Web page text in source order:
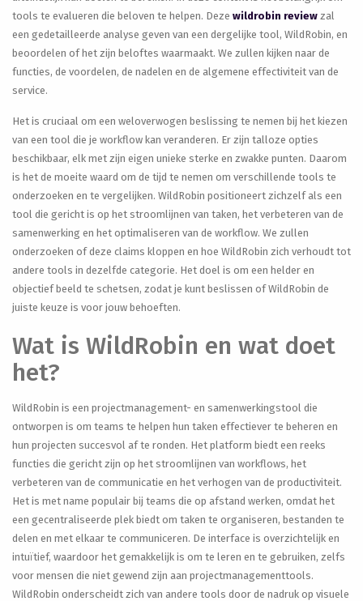
tools te evalueren die beloven te helpen. Deze wildrobin review zal
een gedetailleerde analyse geven van een dergelijke tool, WildRobin, en
beoordelen of het zijn beloftes waarmaakt. We zullen kijken naar de
functies, de voordelen, de nadelen en de algemene effectiviteit van de
service.
Het is cruciaal om een weloverwogen beslissing te nemen bij het kiezen
van een tool die je workflow kan veranderen. Er zijn talloze opties
beschikbaar, elk met zijn eigen unieke sterke en zwakke punten. Daarom
is het de moeite waard om de tijd te nemen om verschillende tools te
onderzoeken en te vergelijken. WildRobin positioneert zichzelf als een
tool die gericht is op het stroomlijnen van taken, het verbeteren van de
samenwerking en het optimaliseren van de workflow. We zullen
onderzoeken of deze claims kloppen en hoe WildRobin zich verhoudt tot
andere tools in dezelfde categorie. Het doel is om een helder en
objectief beeld te schetsen, zodat je kunt beslissen of WildRobin de
juiste keuze is voor jouw behoeften.
Wat is WildRobin en wat doet
het?
WildRobin is een projectmanagement- en samenwerkingstool die
ontworpen is om teams te helpen hun taken effectiever te beheren en
hun projecten succesvol af te ronden. Het platform biedt een reeks
functies die gericht zijn op het stroomlijnen van workflows, het
verbeteren van de communicatie en het verhogen van de productiviteit.
Het is met name populair bij teams die op afstand werken, omdat het
een gecentraliseerde plek biedt om taken te organiseren, bestanden te
delen en met elkaar te communiceren. De interface is overzichtelijk en
intuïtief, waardoor het gemakkelijk is om te leren en te gebruiken, zelfs
voor mensen die niet gewend zijn aan projectmanagementtools.
WildRobin onderscheidt zich van andere tools door de nadruk op visuele